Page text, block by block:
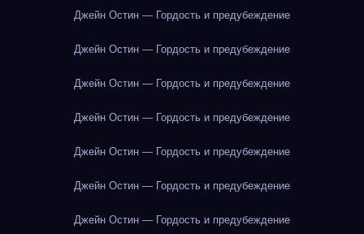
Джейн Остин — Гордость и предубеждение
Джейн Остин — Гордость и предубеждение
Джейн Остин — Гордость и предубеждение
Джейн Остин — Гордость и предубеждение
Джейн Остин — Гордость и предубеждение
Джейн Остин — Гордость и предубеждение
Джейн Остин — Гордость и предубеждение